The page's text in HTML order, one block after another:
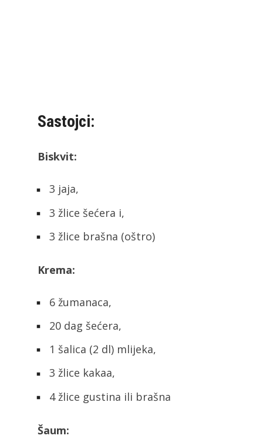
Sastojci:
Biskvit:
3 jaja,
3 žlice šećera i,
3 žlice brašna (oštro)
Krema:
6 žumanaca,
20 dag šećera,
1 šalica (2 dl) mlijeka,
3 žlice kakaa,
4 žlice gustina ili brašna
Šaum: